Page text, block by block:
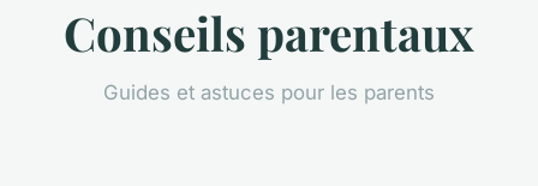
Conseils parentaux
Guides et astuces pour les parents